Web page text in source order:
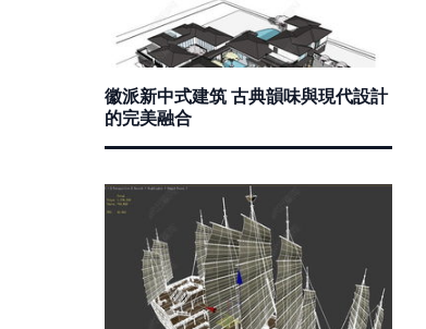
徽派新中式建筑 古典韻味與現代設計
的完美融合